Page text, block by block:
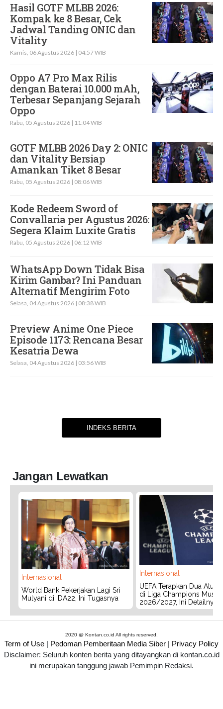
Hasil GOTF MLBB 2026:
Kompak ke 8 Besar, Cek
Jadwal Tanding ONIC dan
Vitality
Kamis, 06 Agustus 2026 | 04:57 WIB
Oppo A7 Pro Max Rilis
dengan Baterai 10.000 mAh,
Terbesar Sepanjang Sejarah
Oppo
Rabu, 05 Agustus 2026 | 11:04 WIB
GOTF MLBB 2026 Day 2: ONIC
dan Vitality Bersiap
Amankan Tiket 8 Besar
Rabu, 05 Agustus 2026 | 08:06 WIB
Kode Redeem Sword of
Convallaria per Agustus 2026:
Segera Klaim Luxite Gratis
Rabu, 05 Agustus 2026 | 06:12 WIB
WhatsApp Down Tidak Bisa
Kirim Gambar? Ini Panduan
Alternatif Mengirim Foto
Selasa, 04 Agustus 2026 | 08:38 WIB
Preview Anime One Piece
Episode 1173: Rencana Besar
Kesatria Dewa
Selasa, 04 Agustus 2026 | 03:56 WIB
INDEKS BERITA
Jangan Lewatkan
Internasional
World Bank Pekerjakan Lagi Sri
Mulyani di IDA22, Ini Tugasnya
Internasional
UEFA Terapkan Dua
di Liga Champions Musim
2026/2027, Ini Detailnya
2020 @ Kontan.co.id All rights reserved.
Term of Use | Pedoman Pemberitaan Media Siber | Privacy Policy
Disclaimer: Seluruh konten berita yang ditayangkan di kontan.co.id
ini merupakan tanggung jawab Pemimpin Redaksi.